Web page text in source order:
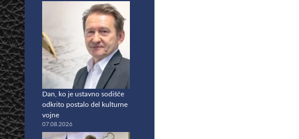
Dan, ko je ustavno sodišče
odkrito postalo del kulturne
vojne
07.08.2026